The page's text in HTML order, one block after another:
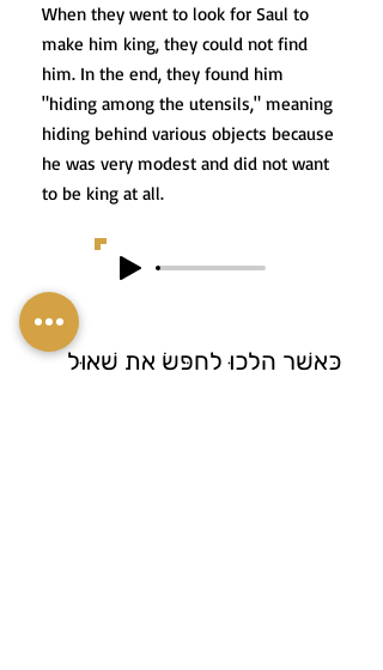
When they went to look for Saul to
make him king, they could not find
him. In the end, they found him
"hiding among the utensils," meaning
hiding behind various objects because
he was very modest and did not want
to be king at all.
כַּאֲשֶׁר הָלְכוּ לְחַפֵּשׂ אֶת שָׁאוּל